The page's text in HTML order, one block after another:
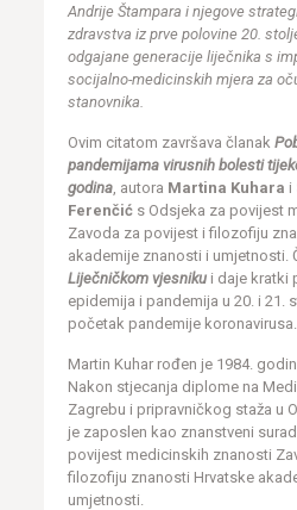
Andrije Štampara i njegove
zdravstva iz prve polovine 20.
odgajane generacije liječnika s
socijalno-medicinskih mjera za
stanovnika.
Ovim citatom završava članak
pandemijama virusnih bolesti
godina, autora Martina Kuhara i
Ferenčićs Odsjeka za povijest
Zavoda za povijest i filozofiju
akademije znanosti i umjetnosti.
Liječničkom vjesnikui daje kratki
epidemija i pandemija u 20. i 21.
početak pandemije koronavirusa.
Martin Kuhar rođen je 1984.
Nakon stjecanja diplome na
Zagrebu i pripravničkog staža u
je zaposlen kao znanstveni
povijest medicinskih znanosti
filozofiju znanosti Hrvatske
umjetnosti.